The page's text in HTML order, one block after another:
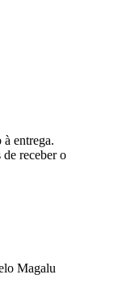
entrega.
de receber o
Magalu